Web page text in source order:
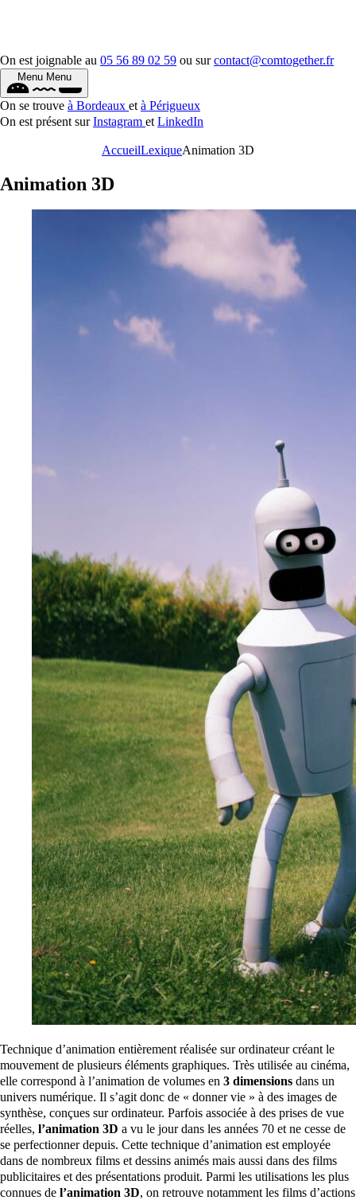
On est joignable au 05 56 89 02 59 ou surcontact@comtogether.fr
Menu Menu
On se trouve à Bordeaux et à Périgueux
On est présent surInstagram et LinkedIn
AccueilLexiqueAnimation 3D
Animation 3D
Technique d’animation entièrement réalisée sur ordinateur créant le
mouvement de plusieurs éléments graphiques. Très utilisée au cinéma,
elle correspond à l’animation de volumes en 3 dimensions dans un
univers numérique. Il s’agit donc de « donner vie » à des images de
synthèse, conçues sur ordinateur. Parfois associée à des prises de vue
réelles, l’animation 3D a vu le jour dans les années 70 et ne cesse de
se perfectionner depuis. Cette technique d’animation est employée
dans de nombreux films et dessins animés mais aussi dans des films
publicitaires et des présentations produit. Parmi les utilisations les plus
connues de l’animation 3D, on retrouve notamment les films d’actions